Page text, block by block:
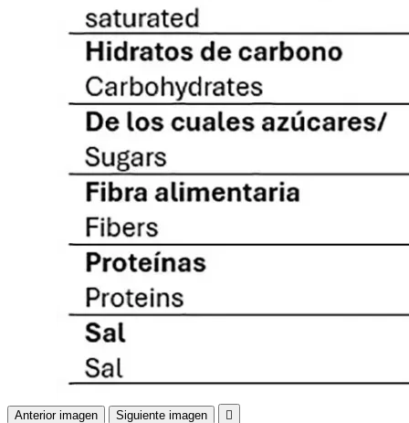
Anterior imagen Siguiente imagen 